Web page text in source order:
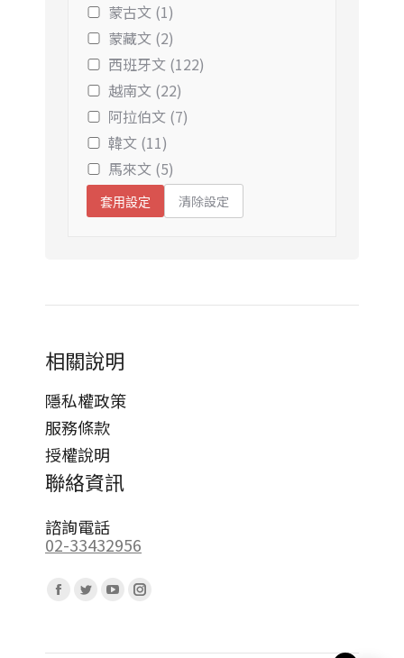
蒙古文 (1)
蒙藏文 (2)
西班牙文 (122)
越南文 (22)
阿拉伯文 (7)
韓文 (11)
馬來文 (5)
套用設定 清除設定
相關說明
隱私權政策
服務條款
授權說明
聯絡資訊
諮詢電話
02-33432956
Facebook
opens
Twitter
opens
YouTube
opens
Instagram
opens